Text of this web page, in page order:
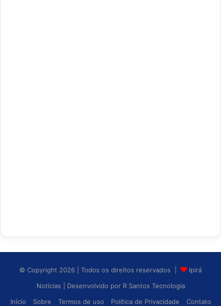
© Copyright 2026 | Todos os direitos reservados |
Ipirá
Notícias
| Desenvolvido por R Santos Tecnologia
Início
Sobre Termos de uso Política de Privacidade Contato